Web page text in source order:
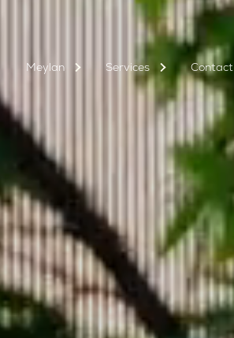
Meylan Services Contact